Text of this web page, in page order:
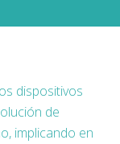
dispositivos
de
implicando en